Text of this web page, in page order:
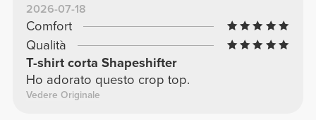
2026-07-18
Comfort
Qualità
T-shirt corta Shapeshifter
Ho adorato questo crop top.
Vedere Originale